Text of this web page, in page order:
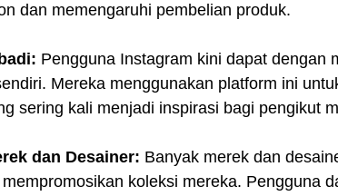
dan memengaruhi pembelian produk.
Pengguna Instagram kini dapat dengan
Mereka menggunakan platform ini
sering kali menjadi inspirasi bagi pengikut
dan Desainer: Banyak merek dan
koleksi mereka. Pengguna